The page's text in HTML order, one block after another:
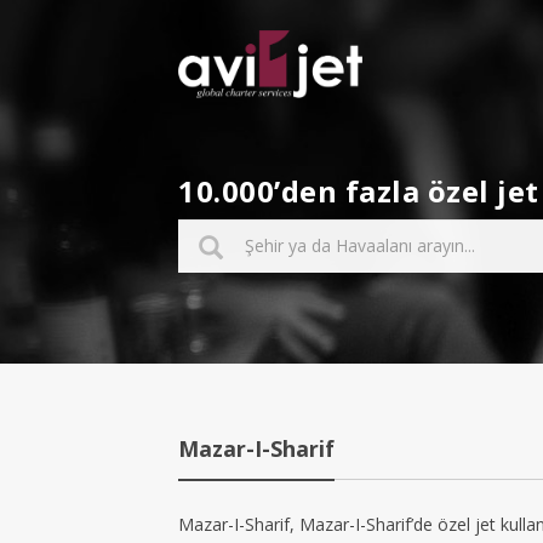
10.000’den fazla özel
Mazar-I-Sharif
Mazar-I-Sharif, Mazar-I-Sharif’de özel jet